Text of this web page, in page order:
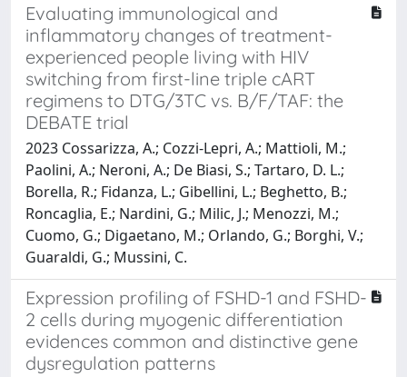
Evaluating immunological and
inflammatory changes of treatment-
experienced people living with HIV
switching from first-line triple cART
regimens to DTG/3TC vs. B/F/TAF: the
DEBATE trial
2023 Cossarizza, A.; Cozzi-Lepri, A.; Mattioli, M.;
Paolini, A.; Neroni, A.; De Biasi, S.; Tartaro, D. L.;
Borella, R.; Fidanza, L.; Gibellini, L.; Beghetto, B.;
Roncaglia, E.; Nardini, G.; Milic, J.; Menozzi, M.;
Cuomo, G.; Digaetano, M.; Orlando, G.; Borghi, V.;
Guaraldi, G.; Mussini, C.
Expression profiling of FSHD-1 and FSHD-
2 cells during myogenic differentiation
evidences common and distinctive gene
dysregulation patterns